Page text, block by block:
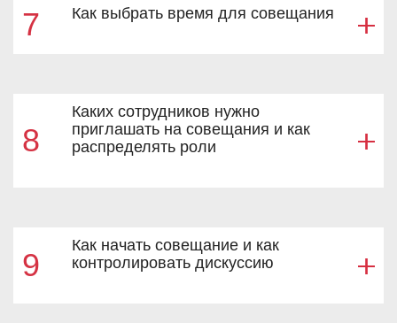
7 Как выбрать время для совещания
8
Каких сотрудников нужно
приглашать на совещания и как
распределять роли
9
Как начать совещание и как
контролировать дискуссию